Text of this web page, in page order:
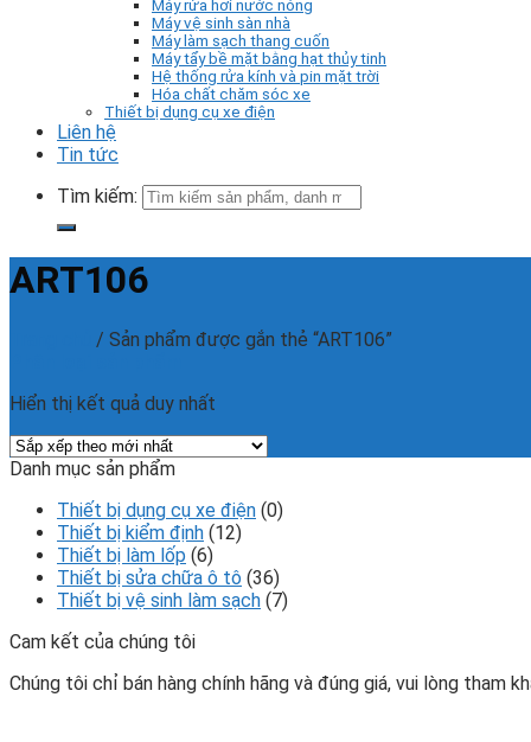
Máy rửa hơi nước nóng
Máy vệ sinh sàn nhà
Máy làm sạch thang cuốn
Máy tẩy bề mặt bằng hạt thủy tinh
Hệ thống rửa kính và pin mặt trời
Hóa chất chăm sóc xe
Thiết bị dụng cụ xe điện
Liên hệ
Tin tức
Tìm kiếm:
ART106
/ Sản phẩm được gắn thẻ “ART106”
Hiển thị kết quả duy nhất
Danh mục sản phẩm
Thiết bị dụng cụ xe điện (0)
Thiết bị kiểm định (12)
Thiết bị làm lốp (6)
Thiết bị sửa chữa ô tô (36)
Thiết bị vệ sinh làm sạch (7)
Cam kết của chúng tôi
Chúng tôi chỉ bán hàng chính hãng và đúng giá, vui lòng tham